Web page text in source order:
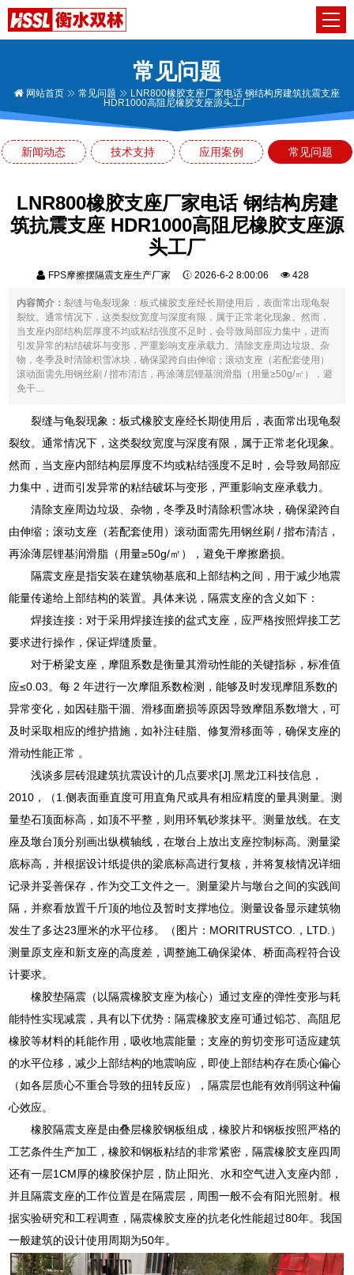
常见问题
网站首页 常见问题
LNR800橡胶支座厂家电话 钢结构房建筑抗震支座
HDR1000高阻尼橡胶支座源头工厂
新闻动态 技术支持 应用案例 常见问题
LNR800橡胶支座厂家电话 钢结构房建
筑抗震支座 HDR1000高阻尼橡胶支座源
头工厂
FPS摩擦摆隔震支座生产厂家 2026-6-2 8:00:06 428
内容简介： 裂缝与龟裂现象：板式橡胶支座经长期使用后，表面常出现龟裂
裂纹。通常情况下，这类裂纹宽度与深度有限，属于正常老化现象。然而，
当支座内部结构层厚度不均或粘结强度不足时，会导致局部应力集中，进而
引发异常的粘结破坏与变形，严重影响支座承载力。清除支座周边垃圾、杂
物，冬季及时清除积雪冰块，确保梁跨自由伸缩；滚动支座（若配套使用）
滚动面需先用钢丝刷 / 揩布清洁，再涂薄层锂基润滑脂（用量≥50g/㎡），避
免干...
裂缝与龟裂现象：板式橡胶支座经长期使用后，表面常出现龟裂
裂纹。通常情况下，这类裂纹宽度与深度有限，属于正常老化现象。
然而，当支座内部结构层厚度不均或粘结强度不足时，会导致局部应
力集中，进而引发异常的粘结破坏与变形，严重影响支座承载力。
清除支座周边垃圾、杂物，冬季及时清除积雪冰块，确保梁跨自
由伸缩；滚动支座（若配套使用）滚动面需先用钢丝刷 / 揩布清洁，
再涂薄层锂基润滑脂（用量≥50g/㎡），避免干摩擦磨损。
隔震支座是指安装在建筑物基底和上部结构之间，用于减少地震
能量传递给上部结构的装置。具体来说，隔震支座的含义如下：
焊接连接：对于采用焊接连接的盆式支座，应严格按照焊接工艺
要求进行操作，保证焊缝质量。
对于桥梁支座，摩阻系数是衡量其滑动性能的关键指标，标准值
应≤0.03。每 2 年进行一次摩阻系数检测，能够及时发现摩阻系数的
异常变化，如因硅脂干涸、滑移面磨损等原因导致摩阻系数增大，可
及时采取相应的维护措施，如补注硅脂、修复滑移面等，确保支座的
滑动性能正常 。
浅谈多层砖混建筑抗震设计的几点要求[J].黑龙江科技信息，
2010，（1.侧表面垂直度可用直角尺或具有相应精度的量具测量。测
量垫石顶面标高，如顶不平整，则用环氧砂浆抹平。测量放线。在支
座及墩台顶分别画出纵横轴线，在墩台上放出支座控制标高。测量梁
底标高，并根据设计纸提供的梁底标高进行复核，并将复核情况详细
记录并妥善保存，作为交工文件之一。测量梁片与墩台之间的实践间
隔，并察看放置千斤顶的地位及暂时支撑地位。测量设备显示建筑物
发生了多达23厘米的水平位移。（图片：MORITRUSTCO.，LTD.）
测量原支座和新支座的高度差，调整施工确保梁体、桥面高程符合设
计要求。
橡胶垫隔震（以隔震橡胶支座为核心）通过支座的弹性变形与耗
能特性实现减震，具有以下优势：隔震橡胶支座可通过铅芯、高阻尼
橡胶等材料的耗能作用，吸收地震能量；支座的剪切变形可适应建筑
的水平位移，减少上部结构的地震响应，即使上部结构存在质心偏心
（如各层质心不重合导致的扭转反应），隔震层也能有效削弱这种偏
心效应。
橡胶隔震支座是由叠层橡胶钢板组成，橡胶片和钢板按照严格的
工艺条件生产加工，橡胶和钢板粘结的非常紧密，隔震橡胶支座四周
还有一层1CM厚的橡胶保护层，防止阳光、水和空气进入支座内部，
并且隔震支座的工作位置是在隔震层，周围一般不会有阳光照射。根
据实验研究和工程调查，隔震橡胶支座的抗老化性能超过80年。我国
一般建筑的设计使用周期为50年。